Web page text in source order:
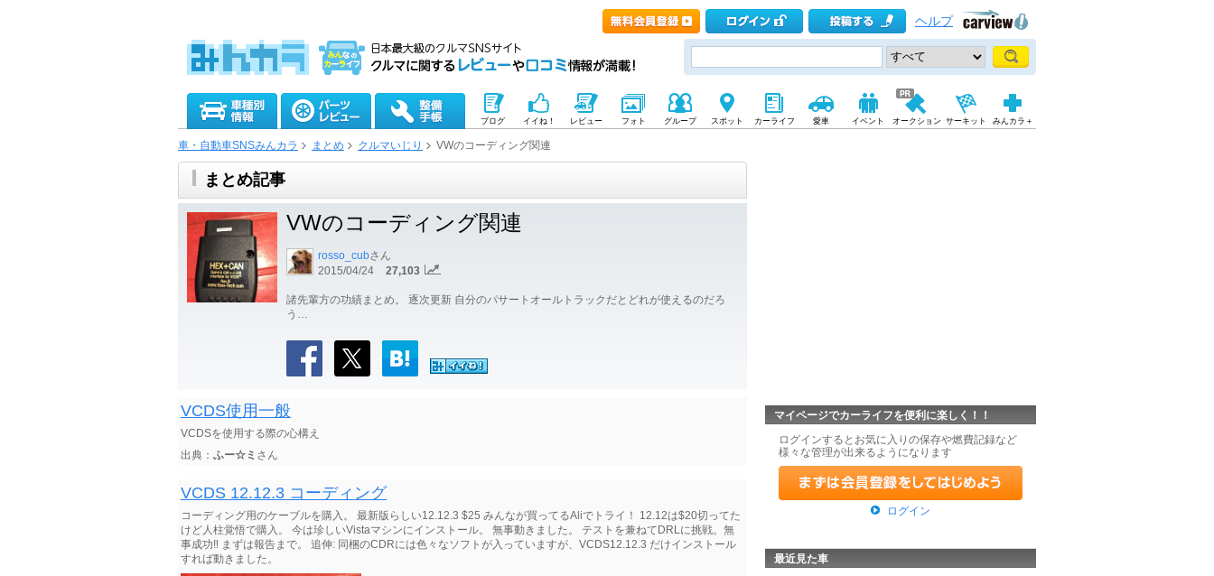
ヘルプ
ブログ イイね！ レビュー フォト グループ スポット カーライフ 愛車 イベント オークション サーキット みんカラ＋
車・自動車SNSみんカラ まとめ クルマいじり VWのコーディング関連
まとめ記事
VWのコーディング関連
rosso_cubさん
2015/04/24
27,103
諸先輩方の功績まとめ。 逐次更新 自分のパサートオールトラックだとどれが使えるのだろ
う…
VCDS使用一般
VCDSを使用する際の心構え
出典： ふー☆ミ さん
VCDS 12.12.3 コーディング
コーディング用のケーブルを購入。 最新版らしい12.12.3 $25 みんなが買ってるAliでトライ！ 12.12は$20切ってた
けど人柱覚悟で購入。 今は珍しいVistaマシンにインストール。 無事動きました。 テストを兼ねてDRLに挑戦。無
事成功‼️ まずは報告まで。 追伸: 同梱のCDRには色々なソフトが入っていますが、VCDS12.12.3 だけインストール
すれば動きました。
マイページでカーライフを便利に楽しく！！
ログインするとお気に入りの保存や燃費記録など
様々な管理が出来るようになります
ログイン
最近見た車